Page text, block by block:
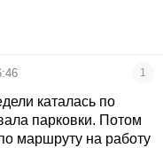
1
каталась по
парковки. Потом
маршруту на работу